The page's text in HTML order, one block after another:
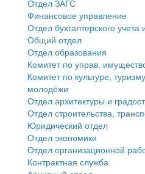
Государственные услуги
Промышленность и АПК
Экономика и бизнес
Символика
Устав
Гостям округа
Туризм
Культура
Образование
Здравоохранение
муниципального округа
Администрация Кашинского
Тверской области
Управление сельскими
Открытые данные
Работа с обращениями
Муниципальный контроль
Финансовое управление
Бюджет для граждан
Имущество
Выявление
объектов недвижимости
Имущественная поддержка
среднего
Отдел ЗАГС
Финансовое управление
Отдел бухгалтерского учета
Общий отдел
Отдел образования
Комитет по управ.
Комитет по культуре,
молодёжи
Отдел архитектуры и
Отдел строительства,
Юридический отдел
Отдел экономики
Отдел организационной
Контрактная служба